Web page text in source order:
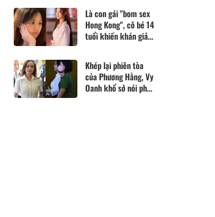
nghiệp đại học Top
1% thế giới
Là con gái "bom sex
Hong Kong", cô bé 14
tuổi khiến khán giả
vóc dáng
Khép lại phiên tòa
của Phương Hằng, Vy
Oanh khổ sở nói phải